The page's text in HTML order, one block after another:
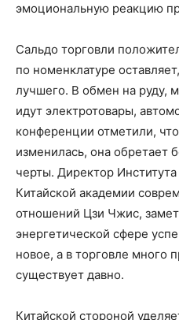
эмоциональную реакцию
Сальдо торговли
по номенклатуре
лучшего. В обмен на руду,
идут электротовары,
конференции отметили,
изменилась, она обретает
черты. Директор
Китайской академии
отношений Цзи Чжис,
энергетической сфере
новое, а в торговле много
существует давно.
Китайской стороной